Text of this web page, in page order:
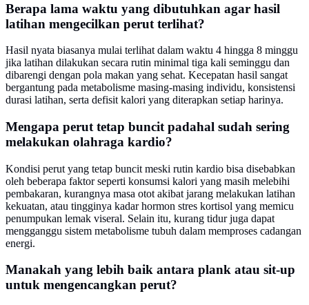
Berapa lama waktu yang dibutuhkan agar hasil
latihan mengecilkan perut terlihat?
Hasil nyata biasanya mulai terlihat dalam waktu 4 hingga 8 minggu
jika latihan dilakukan secara rutin minimal tiga kali seminggu dan
dibarengi dengan pola makan yang sehat. Kecepatan hasil sangat
bergantung pada metabolisme masing-masing individu, konsistensi
durasi latihan, serta defisit kalori yang diterapkan setiap harinya.
Mengapa perut tetap buncit padahal sudah sering
melakukan olahraga kardio?
Kondisi perut yang tetap buncit meski rutin kardio bisa disebabkan
oleh beberapa faktor seperti konsumsi kalori yang masih melebihi
pembakaran, kurangnya masa otot akibat jarang melakukan latihan
kekuatan, atau tingginya kadar hormon stres kortisol yang memicu
penumpukan lemak viseral. Selain itu, kurang tidur juga dapat
mengganggu sistem metabolisme tubuh dalam memproses cadangan
energi.
Manakah yang lebih baik antara plank atau sit-up
untuk mengencangkan perut?